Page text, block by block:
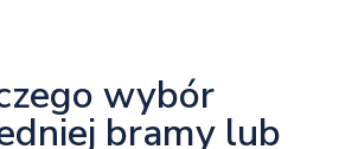
wybór
bramy lub